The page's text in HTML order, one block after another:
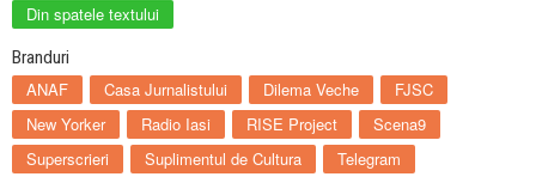
Din spatele textului
Branduri
ANAF Casa Jurnalistului Dilema Veche
FJSC
New Yorker
Radio Iasi RISE Project
Scena9
Superscrieri
Suplimentul de Cultura Telegram